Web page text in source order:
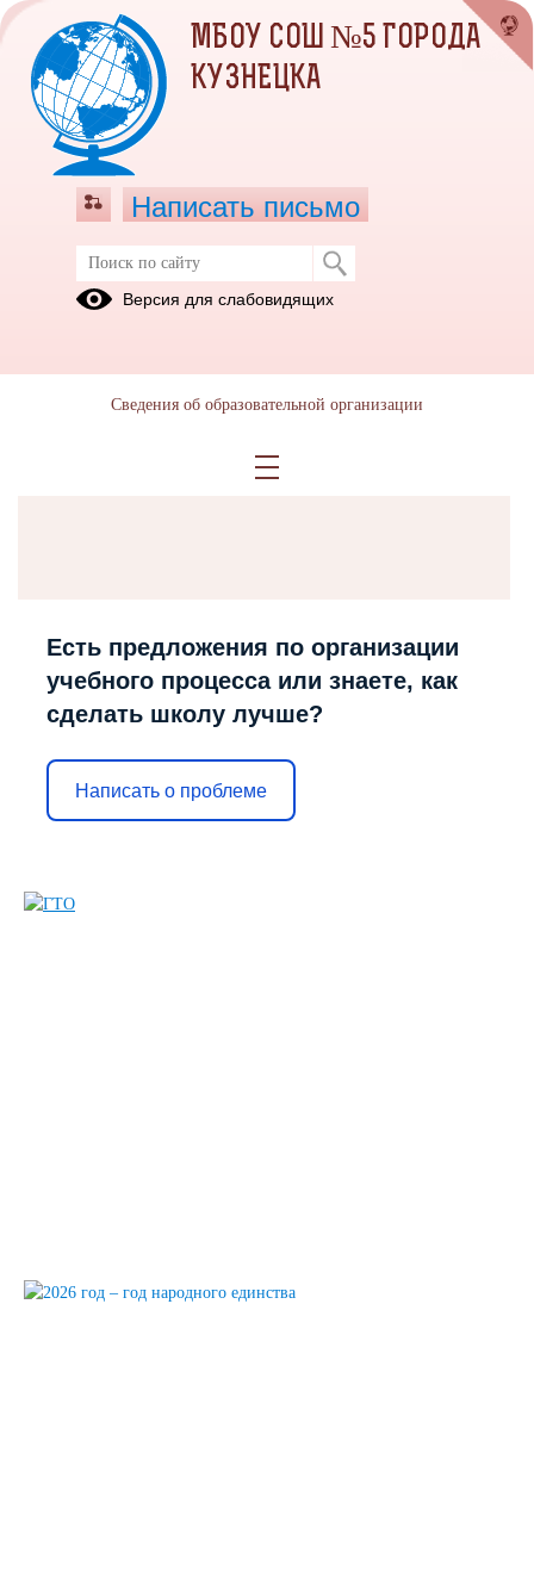
Есть предложения по организации
учебного процесса или знаете, как
сделать школу лучше?
Написать о проблеме
МБОУ СОШ №5 ГОРОДА
КУЗНЕЦКА
Написать письмо
Версия для слабовидящих
Сведения об образовательной организации